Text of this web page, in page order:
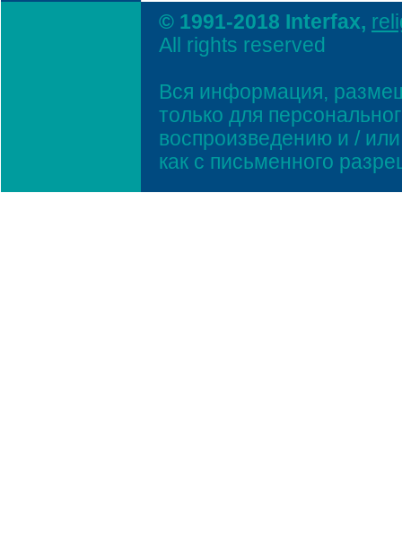
© 1991-2018 Interfax,
All rights reserved
Вся информация,
только для
воспроизведению и /
как с письменного